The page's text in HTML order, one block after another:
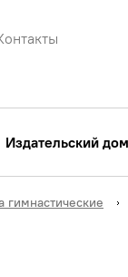
Издательский дом
гимнастические